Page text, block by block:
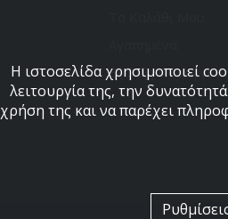
Εξέλιξη
Η ιστοσελίδα χρησιμοποιεί
λειτουργία της, την
χρήση της και να παρέχει